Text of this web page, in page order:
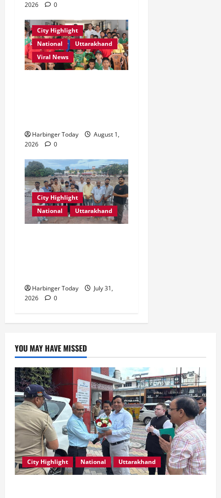
2026
0
City Highlight
National
Uttarakhand
Viral News
Harbinger Today
August 1,
2026
0
City Highlight
National
Uttarakhand
Harbinger Today
July 31,
2026
0
YOU MAY HAVE MISSED
City Highlight National Uttarakhand